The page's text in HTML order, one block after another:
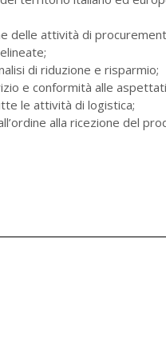
delle attività di
di riduzione e risparmio;
e conformità alle
le attività di logistica;
alla ricezione del